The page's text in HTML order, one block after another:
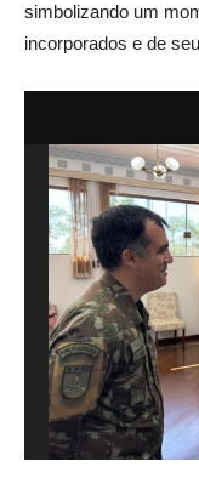
simbolizando um
incorporados e de